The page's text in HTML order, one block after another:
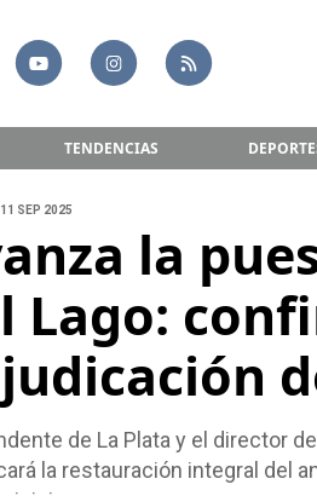
TENDENCIAS
11 SEP 2025
la
Lago:
de La Plata y el director
la restauración integral del